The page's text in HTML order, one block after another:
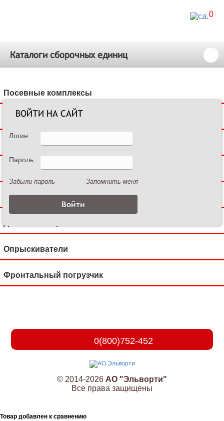
0
Каталоги сборочных единиц
Посевные комплексы
Сеялки зерновые
Сеялки пропашные
Культиваторы междурядные
Культиваторы сплошной обработки
Опрыскиватели
Фронтальный погрузчик
0(800)752-452
© 2014-2026 АО "Эльворти"
Все права защищены
Товар добавлен к сравнению
ВОЙТИ НА САЙТ
Логин
Пароль
Забыли пароль Запомнить меня